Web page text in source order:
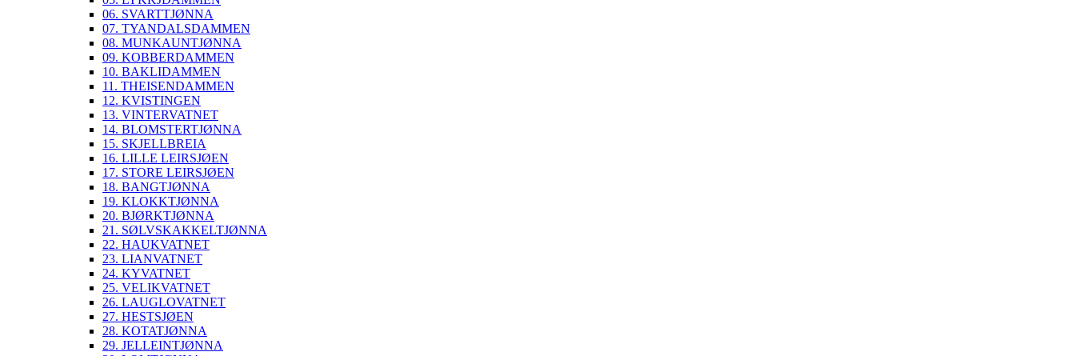
06. SVARTTJØNNA
07. TYANDALSDAMMEN
08. MUNKAUNTJØNNA
09. KOBBERDAMMEN
10. BAKLIDAMMEN
11. THEISENDAMMEN
12. KVISTINGEN
13. VINTERVATNET
14. BLOMSTERTJØNNA
15. SKJELLBREIA
16. LILLE LEIRSJØEN
17. STORE LEIRSJØEN
18. BANGTJØNNA
19. KLOKKTJØNNA
20. BJØRKTJØNNA
21. SØLVSKAKKELTJØNNA
22. HAUKVATNET
23. LIANVATNET
24. KYVATNET
25. VELIKVATNET
26. LAUGLOVATNET
27. HESTSJØEN
28. KOTATJØNNA
29. JELLEINTJØNNA